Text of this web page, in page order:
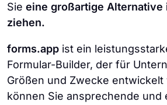
Sie eine großartige Alternative
ziehen.
forms.app ist ein
Formular-Builder, der für
Größen und Zwecke entwickelt
können Sie ansprechende und